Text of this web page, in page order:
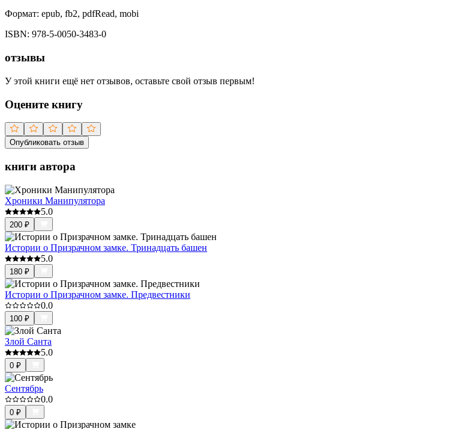
Формат: epub, fb2, pdfRead, mobi
ISBN: 978-5-0050-3483-0
отзывы
У этой книги ещё нет отзывов, оставьте свой отзыв первым!
Оцените книгу
Опубликовать отзыв
книги автора
Хроники Манипулятора
5.0
200 ₽
Истории о Призрачном замке. Тринадцать башен
5.0
180 ₽
Истории о Призрачном замке. Предвестники
0.0
100 ₽
Злой Санта
5.0
0 ₽
Сентябрь
0.0
0 ₽